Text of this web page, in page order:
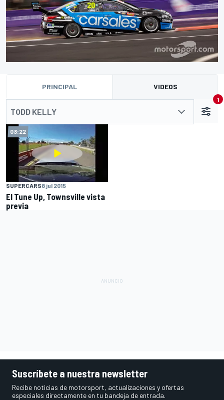
PRINCIPAL VIDEOS
TODD KELLY
1
03:22
SUPERCARS8 jul 2015
El Tune Up, Townsville vista
previa
Suscríbete a nuestra newsletter
Recibe noticias de motorsport, actualizaciones y ofertas
especiales directamente en tu bandeja de entrada.